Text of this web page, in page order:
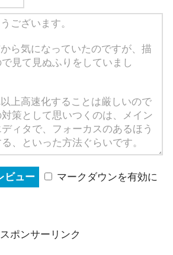
マークダウンを有効に
スポンサーリンク